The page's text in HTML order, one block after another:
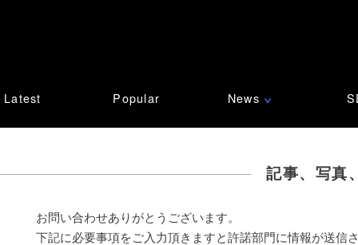
Latest Popular News ∨
記事、写真
お問い合わせありがとうございます。
下記に必要事項をご入力頂きますと許諾部門に情報が送信